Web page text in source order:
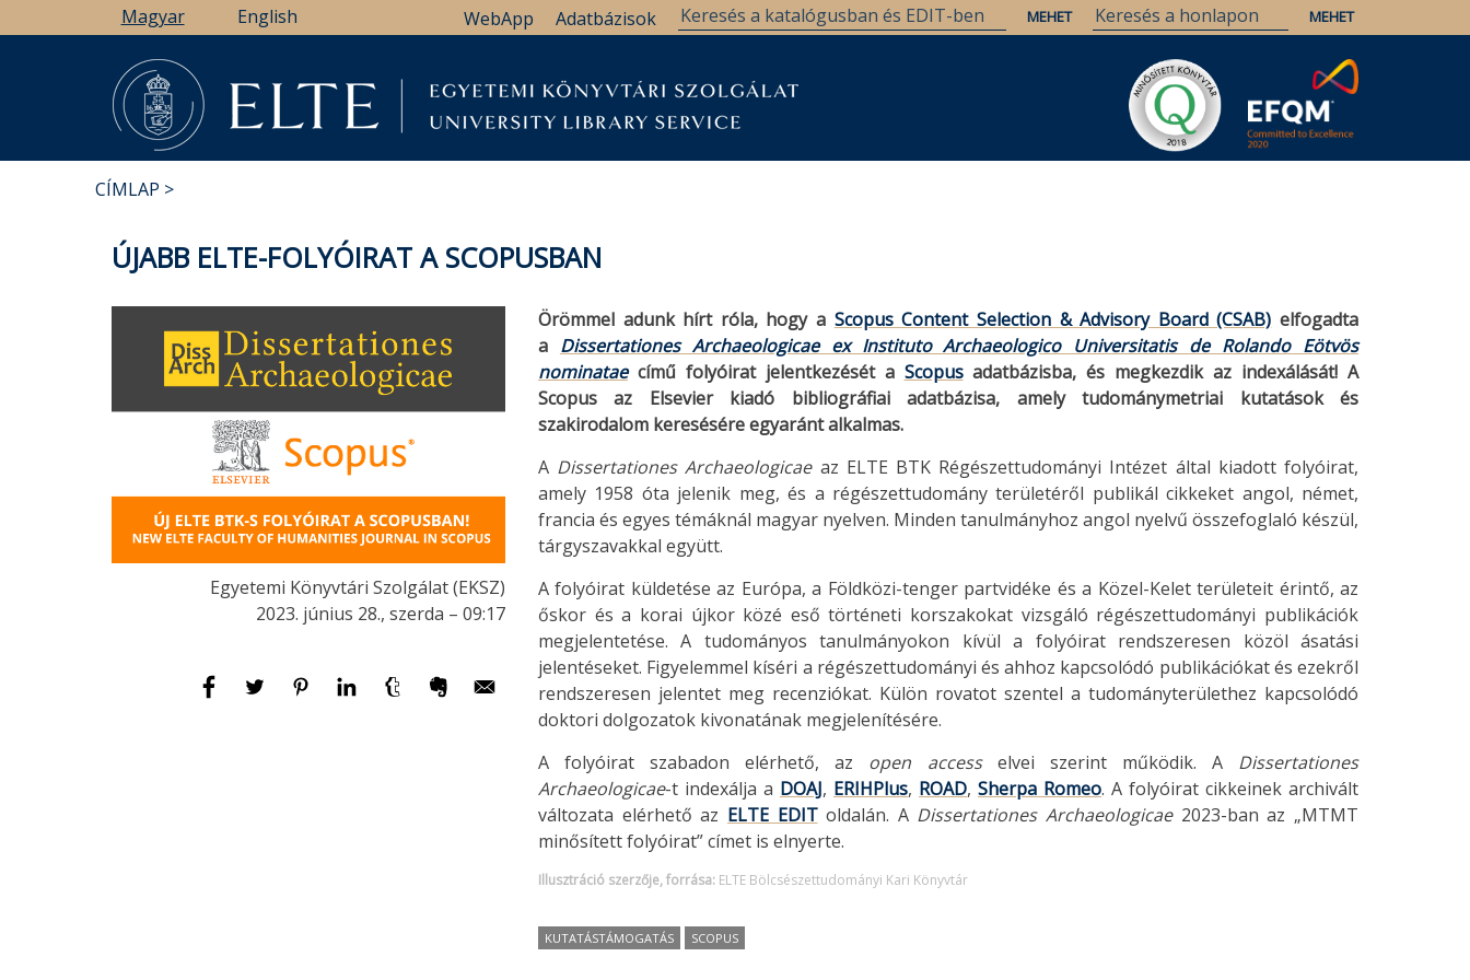
a
Magyar English Adatbázisok
WebApp
CÍMLAP
ÚJABB ELTE-FOLYÓIRAT A SCOPUSBAN
Egyetemi Könyvtári Szolgálat (EKSZ)
2023. június 28., szerda – 09:17
Örömmel adunk hírt róla, hogy a Scopus Content Selection & Advisory Board (CSAB) elfogadta
a Dissertationes Archaeologicae ex Instituto Archaeologico Universitatis de Rolando Eötvös
nominataecímű folyóirat jelentkezését a Scopusadatbázisba, és megkezdik az indexálását! A
Scopus az Elsevier kiadó bibliográfiai adatbázisa, amely tudománymetriai kutatások és
szakirodalom keresésére egyaránt alkalmas.
A Dissertationes Archaeologicaeaz ELTE BTK Régészettudományi Intézet által kiadott folyóirat,
amely 1958 óta jelenik meg, és a régészettudomány területéről publikál cikkeket angol, német,
francia és egyes témáknál magyar nyelven. Minden tanulmányhoz angol nyelvű összefoglaló készül,
tárgyszavakkal együtt.
A folyóirat küldetése az Európa, a Földközi-tenger partvidéke és a Közel-Kelet területeit érintő, az
őskor és a korai újkor közé eső történeti korszakokat vizsgáló régészettudományi publikációk
megjelentetése. A tudományos tanulmányokon kívül a folyóirat rendszeresen közöl ásatási
jelentéseket. Figyelemmel kíséri a régészettudományi és ahhoz kapcsolódó publikációkat és ezekről
rendszeresen jelentet meg recenziókat. Külön rovatot szentel a tudományterülethez kapcsolódó
doktori dolgozatok kivonatának megjelenítésére.
A folyóirat szabadon elérhető, az open accesselvei szerint működik. A Dissertationes
Archaeologicae-t indexálja a DOAJ, ERIHPlus, ROAD, Sherpa Romeo. A folyóirat cikkeinek archivált
változata elérhető az ELTE EDIToldalán. A Dissertationes Archaeologicae2023-ban az „MTMT
minősített folyóirat” címet is elnyerte.
Illusztráció szerzője, forrása: ELTE Bölcsészettudományi Kari Könyvtár
KUTATÁSTÁMOGATÁS SCOPUS